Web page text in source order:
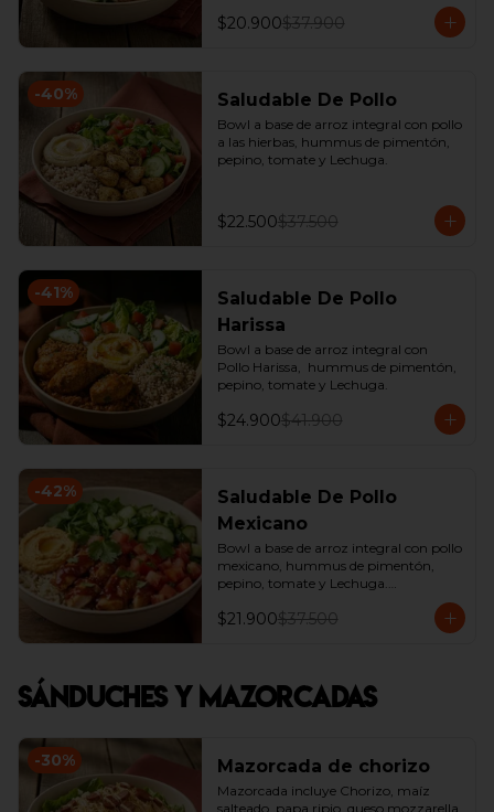
$20.900$37.900
-40% Saludable De Pollo
Bowl a base de arroz integral con pollo
a las hierbas, hummus de pimentón,
pepino, tomate y Lechuga.
$22.500$37.500
-41%
Saludable De Pollo
Harissa
Bowl a base de arroz integral con
Pollo Harissa,  hummus de pimentón,
pepino, tomate y Lechuga.
$24.900$41.900
-42%
Saludable De Pollo
Mexicano
Bowl a base de arroz integral con pollo
mexicano, hummus de pimentón,
pepino, tomate y Lechuga.
$21.900$37.500
Sánduches y Mazorcadas
-30% Mazorcada de chorizo
Mazorcada incluye Chorizo, maíz
salteado, papa ripio, queso mozzarella,